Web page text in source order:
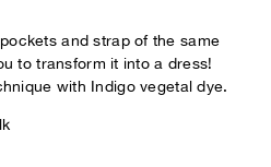
and strap of the same
to transform it into a dress!
with Indigo vegetal dye.